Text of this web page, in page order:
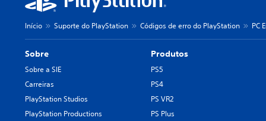
Início Suporte do PlayStation Códigos de erro do PlayStation PC
Sobre
Sobre a SIE
Carreiras
PlayStation Studios
PlayStation Productions
Produtos
PS5
PS4
PS VR2
PS Plus